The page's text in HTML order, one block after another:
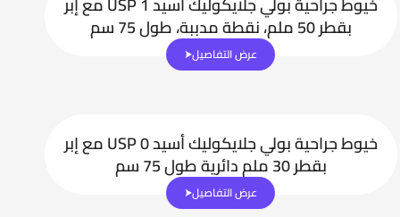
بقطر 50 ملم، نقطة مدببة، طول 75 سم
عرض التفاصيل
خيوط جراحية بولي جلايكوليك أسيد USP 0 مع إبر
بقطر 30 ملم دائرية طول 75 سم
عرض التفاصيل